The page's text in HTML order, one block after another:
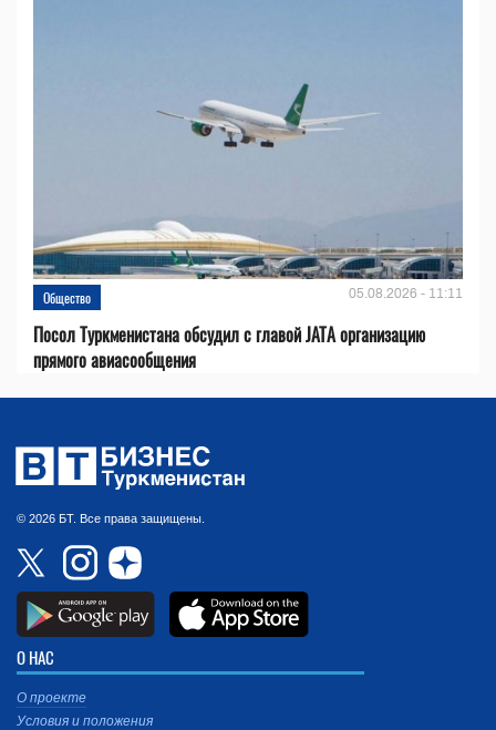
Общество 05.08.2026 - 11:11
Посол Туркменистана обсудил с главой JATA организацию
прямого авиасообщения
© 2026 БТ. Все права защищены.
О НАС
О проекте
Условия и положения